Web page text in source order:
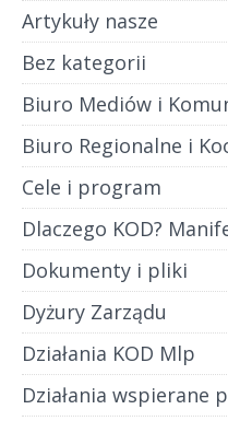
Artykuły nasze
Bez kategorii
Biuro Mediów i
Biuro Regionalne i
Cele i program
Dlaczego KOD?
Dokumenty i pliki
Dyżury Zarządu
Działania KOD Mlp
Działania wspierane